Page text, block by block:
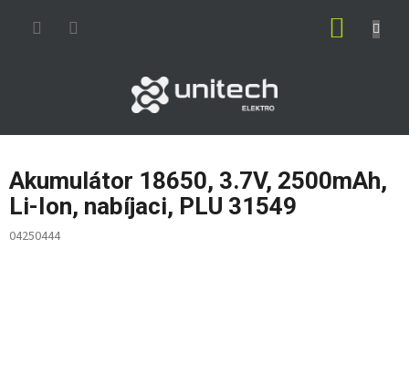
Akumulátor 18650, 3.7V, 2500mAh,
Li-Ion, nabíjaci, PLU 31549
04250444